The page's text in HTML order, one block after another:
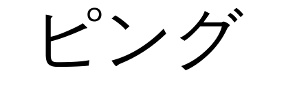
ピング